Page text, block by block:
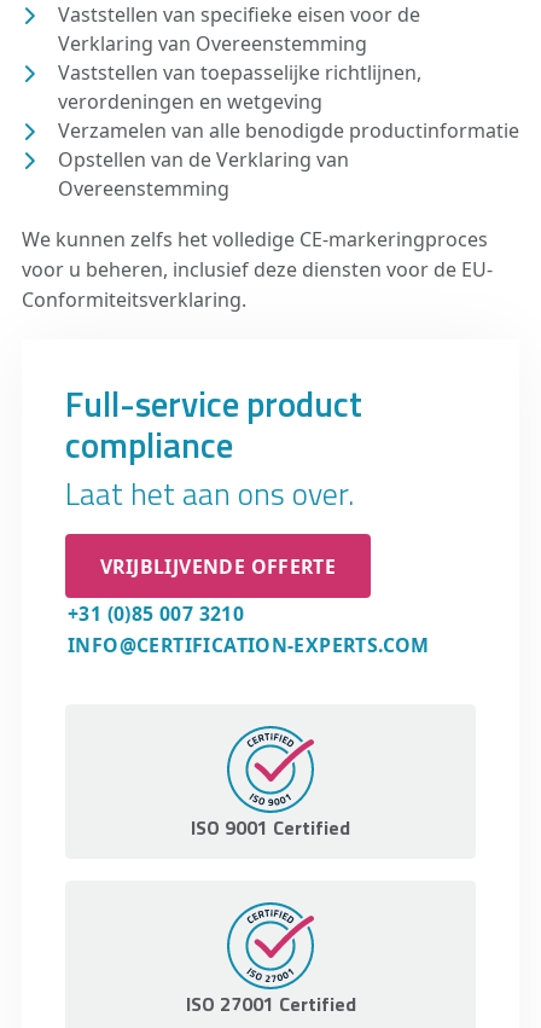
Vaststellen van specifieke eisen voor de
Verklaring van Overeenstemming
Vaststellen van toepasselijke richtlijnen,
verordeningen en wetgeving
Verzamelen van alle benodigde productinformatie
Opstellen van de Verklaring van
Overeenstemming
We kunnen zelfs het volledige CE-markeringproces
voor u beheren, inclusief deze diensten voor de EU-
Conformiteitsverklaring.
Full-service product
compliance
Laat het aan ons over.
VRIJBLIJVENDE OFFERTE
+31 (0)85 007 3210
INFO@CERTIFICATION-EXPERTS.COM
ISO 9001 Certified
ISO 27001 Certified